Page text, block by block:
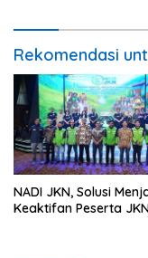
Rekomendasi
NADI JKN, Solusi
Keaktifan Peserta